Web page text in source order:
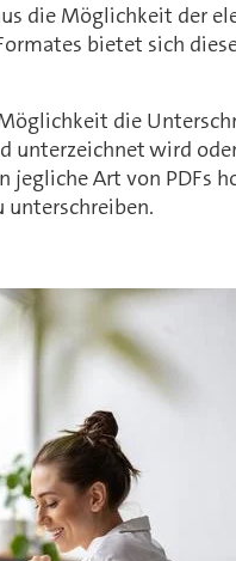
die Möglichkeit der
bietet sich
die
unterzeichnet wird
jegliche Art von PDFs